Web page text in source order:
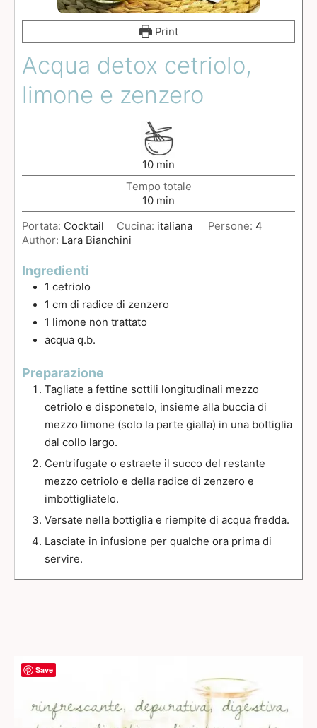
Print
Acqua detox cetriolo,
limone e zenzero
10 min
Tempo totale
10 min
Portata: Cocktail Cucina: italiana Persone: 4
Author: Lara Bianchini
Ingredienti
1 cetriolo
1 cm di radice di zenzero
1 limone non trattato
acqua q.b.
Preparazione
Tagliate a fettine sottili longitudinali mezzo
cetriolo e disponetelo, insieme alla buccia di
mezzo limone (solo la parte gialla) in una bottiglia
dal collo largo.
Centrifugate o estraete il succo del restante
mezzo cetriolo e della radice di zenzero e
imbottigliatelo.
Versate nella bottiglia e riempite di acqua fredda.
Lasciate in infusione per qualche ora prima di
servire.
Save